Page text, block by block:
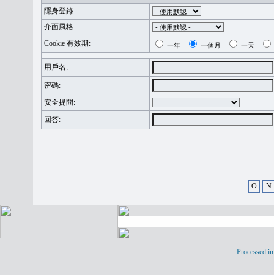
隱身登錄:
介面風格:
Cookie 有效期:
一年 一個月 一天
用戶名:
密碼:
安全提問:
回答:
O N
Processed